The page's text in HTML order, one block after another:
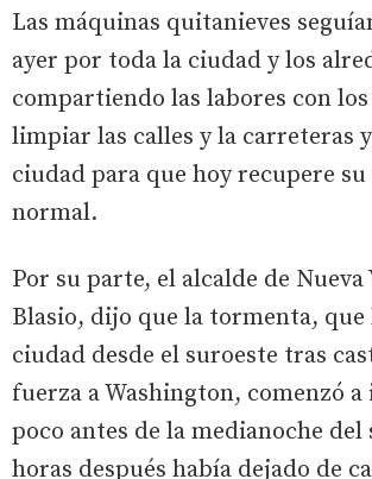
Las máquinas quitanieves
ayer por toda la ciudad y los
compartiendo las labores con
limpiar las calles y la carreteras
ciudad para que hoy recupere
normal.
Por su parte, el alcalde de
Blasio, dijo que la tormenta, que
ciudad desde el suroeste tras
fuerza a Washington, comenzó
poco antes de la medianoche del
horas después había dejado de